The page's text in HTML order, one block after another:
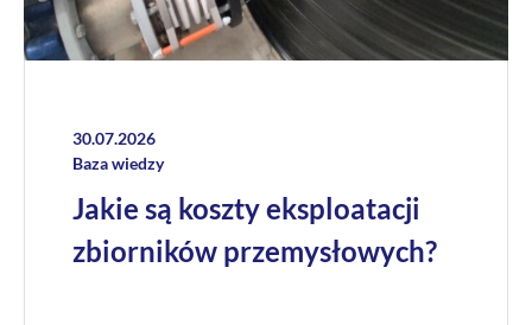
O nas
30.07.2026
Baza wiedzy
Jakie są koszty eksploatacji
zbiorników przemysłowych?